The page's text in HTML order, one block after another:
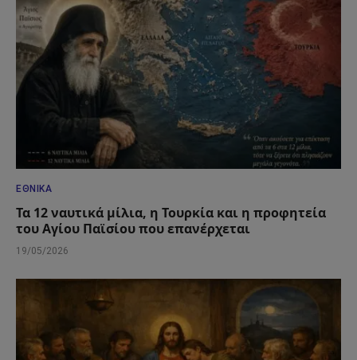
ΕΘΝΙΚΆ
Τα 12 ναυτικά μίλια, η Τουρκία και η προφητεία
του Αγίου Παϊσίου που επανέρχεται
19/05/2026